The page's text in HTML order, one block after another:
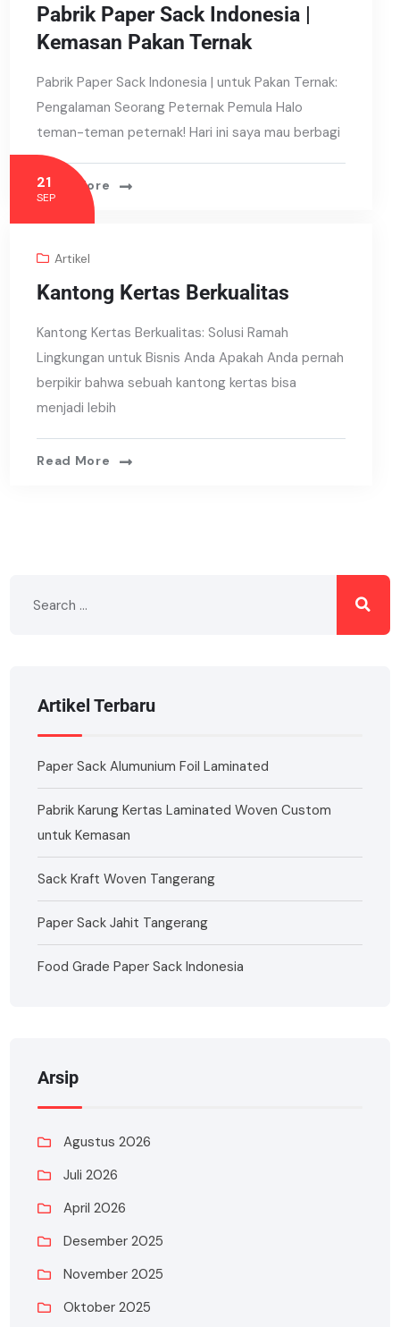
Pabrik Paper Sack Indonesia |
Kemasan Pakan Ternak
Pabrik Paper Sack Indonesia | untuk Pakan Ternak:
Pengalaman Seorang Peternak Pemula Halo
teman-teman peternak! Hari ini saya mau berbagi
Read More
21
SEP
Artikel
Kantong Kertas Berkualitas
Kantong Kertas Berkualitas: Solusi Ramah
Lingkungan untuk Bisnis Anda Apakah Anda pernah
berpikir bahwa sebuah kantong kertas bisa
menjadi lebih
Read More
Artikel Terbaru
Paper Sack Alumunium Foil Laminated
Pabrik Karung Kertas Laminated Woven Custom
untuk Kemasan
Sack Kraft Woven Tangerang
Paper Sack Jahit Tangerang
Food Grade Paper Sack Indonesia
Arsip
Agustus 2026
Juli 2026
April 2026
Desember 2025
November 2025
Oktober 2025